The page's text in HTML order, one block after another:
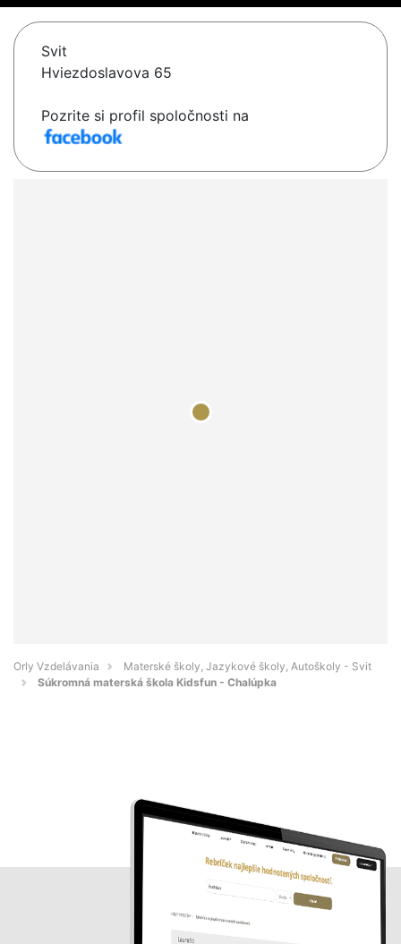
Svit
Hviezdoslavova 65
Pozrite si profil spoločnosti na
Orly Vzdelávania
Materské školy, Jazykové školy, Autoškoly - Svit
Súkromná materská škola Kidsfun - Chalúpka